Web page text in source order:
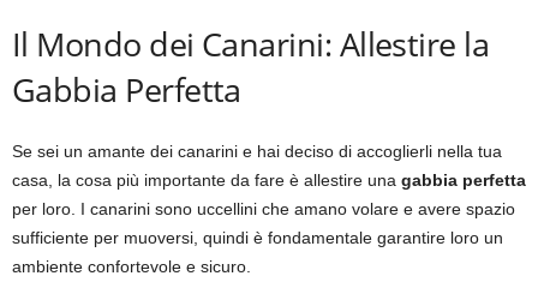
Il Mondo dei Canarini: Allestire la
Gabbia Perfetta
Se sei un amante dei canarini e hai deciso di accoglierli nella tua
casa, la cosa più importante da fare è allestire una gabbia perfetta
per loro. I canarini sono uccellini che amano volare e avere spazio
sufficiente per muoversi, quindi è fondamentale garantire loro un
ambiente confortevole e sicuro.